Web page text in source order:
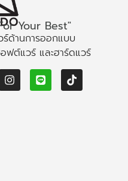
Your Best"
ด้านการออกแบบ
ฟต์แวร์ และฮาร์ดแวร์